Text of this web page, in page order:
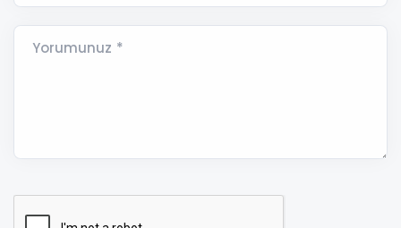
Yorumunuz *